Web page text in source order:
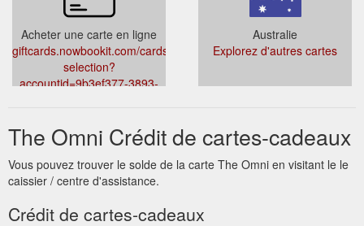
Acheter une carte en ligne
giftcards.nowbookit.com/cards/card-
selection?
accountid=9b3ef377-3893-
Australie
Explorez d'autres cartes
The Omni Crédit de cartes-cadeaux
Vous pouvez trouver le solde de la carte The Omni en visitant le le
caissier / centre d'assistance.
Crédit de cartes-cadeaux